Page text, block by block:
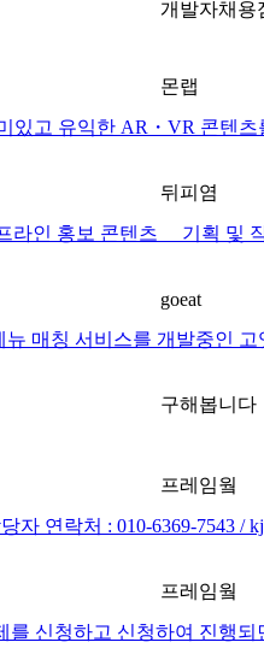
개발자채용
몬랩
있고 유익한 AR・VR 콘텐
뒤피염
라인 홍보 콘텐츠 기획 및
goeat
매칭 서비스를 개발중인
구해봅니다
프레임웤
연락처 : 010-6369-7543 /
프레임웤
신청하고 신청하여 진행